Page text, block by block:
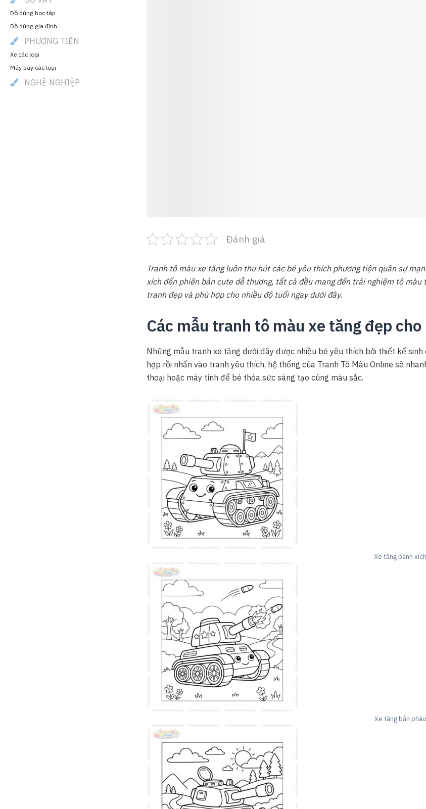
Đồ dùng học tập
Đồ dùng gia đình
PHƯƠNG TIỆN
Xe các loại
Máy bay các loại
NGHỀ NGHIỆP
Đánh giá
Tranh tô màu xe tăng luôn thu hút các bé yêu thích phương tiện quân sự
xích đến phiên bản cute dễ thương, tất cả đều mang đến trải nghiệm tô màu
tranh đẹp và phù hợp cho nhiều độ tuổi ngay dưới đây.
Các mẫu tranh tô màu xe tăng đẹp cho
Những mẫu tranh xe tăng dưới đây được nhiều bé yêu thích bởi thiết kế
hợp rồi nhấn vào tranh yêu thích, hệ thống của Tranh Tô Màu Online sẽ
thoại hoặc máy tính để bé thỏa sức sáng tạo cùng màu sắc.
Xe tăng bánh xích
Xe tăng bắn pháo